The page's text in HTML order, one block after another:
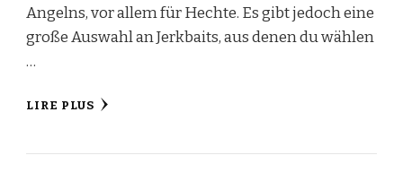
Angelns, vor allem für Hechte. Es gibt jedoch eine
große Auswahl an Jerkbaits, aus denen du wählen
…
LIRE PLUS